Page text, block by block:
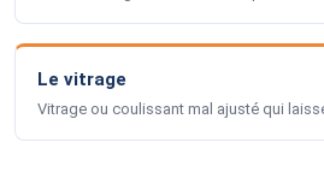
Le vitrage
Vitrage ou coulissant mal ajusté qui